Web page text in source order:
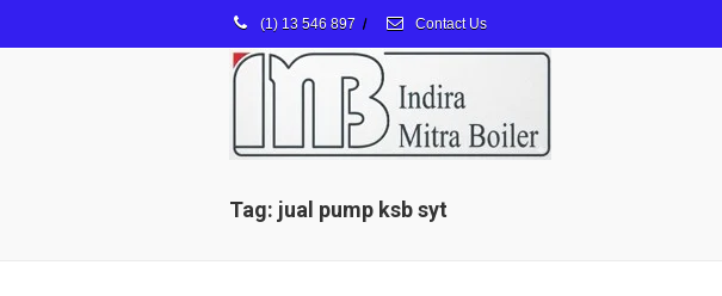
(1) 13 546 897 / Contact Us
Tag: jual pump ksb syt